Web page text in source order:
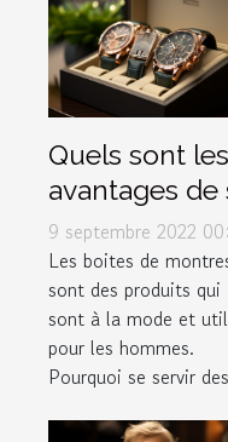
Quels sont les
avantages de
procurer les
différentes
boites de
montres à la
mode ?
9 septembre 2022
Les boites de
sont des produits qui
sont à la mode et
pour les hommes.
Pourquoi se servir